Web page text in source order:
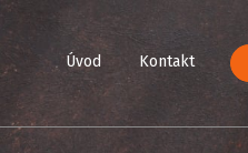
Úvod Kontakt